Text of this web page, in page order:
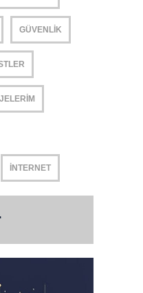
GÜVENLIK
İNTERNET